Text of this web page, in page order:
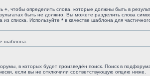
+ , чтобы определить слова, которые должны быть в
быть не должно. Вы можете разделить слова
из списка. Используйте * в качестве шаблона для
шаблона.
в которых будет произведён поиск. Поиск в
если вы не отключили соответствующую опцию ниже.